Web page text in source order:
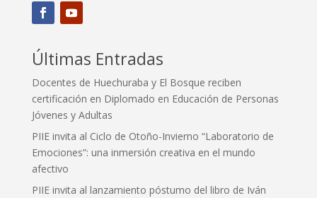
Últimas Entradas
Docentes de Huechuraba y El Bosque reciben
certificación en Diplomado en Educación de Personas
Jóvenes y Adultas
PIIE invita al Ciclo de Otoño-Invierno “Laboratorio de
Emociones”: una inmersión creativa en el mundo
afectivo
PIIE invita al lanzamiento póstumo del libro de Iván